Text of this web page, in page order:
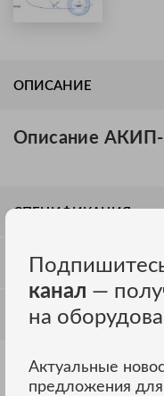
ОПИСАНИЕ
Описание АКИП-
СПЕЦИФИКАЦИЯ
ОТЗЫВЫ
ОБСУЖДЕНИЕ
Другие модели
канал —
на
Актуальные
предложения для